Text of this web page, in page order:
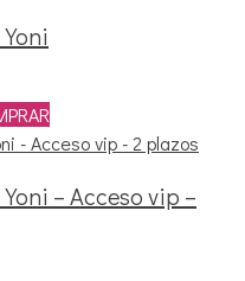
– Acceso vip –